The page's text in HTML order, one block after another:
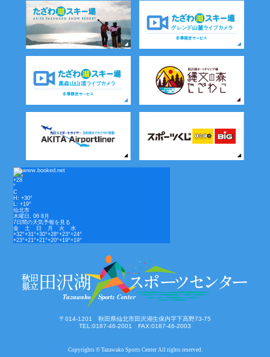
+28
°
C
H:+30°
L:+19°
仙北市
木曜日, 06 8月
7日間の天気予報を見る
金
土 日 月 火
水
+32°+31°+30°+28°+23°+24°
+23°+21°+21°+20°+19°+19°
〒014-1201 秋田県仙北市田沢湖生保内字下高野73-75
TEL:0187-46-2001 FAX:0187-46-2003
Copyrights © Tazawako Sports Center All rights reserved.